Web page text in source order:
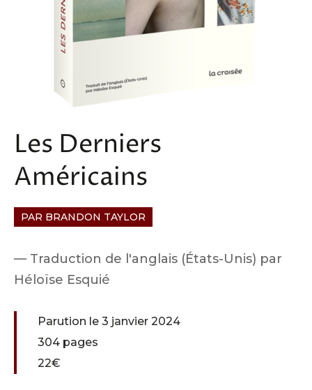
Les Derniers
Américains
PAR BRANDON TAYLOR
Traduction de l'anglais (États-Unis) par
Héloïse Esquié
Parution le 3 janvier 2024
304 pages
22€